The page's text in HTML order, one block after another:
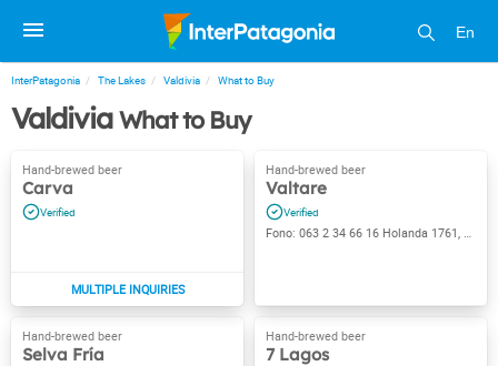
En
InterPatagonia The Lakes Valdivia What to Buy
ValdiviaWhat to Buy
Carva Valtare
Fono: 063 2 34 66 16 Holanda 1761, Huachocopihue, Valdivia
Selva Fría 7 Lagos